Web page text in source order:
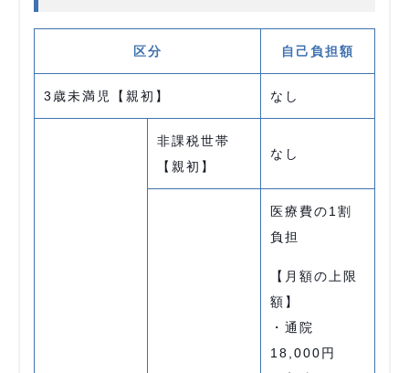
区分 自己負担額
3歳未満児【親初】 なし
非課税世帯
【親初】
なし
医療費の1割
負担
【月額の上限
額】
・通院
18,000円